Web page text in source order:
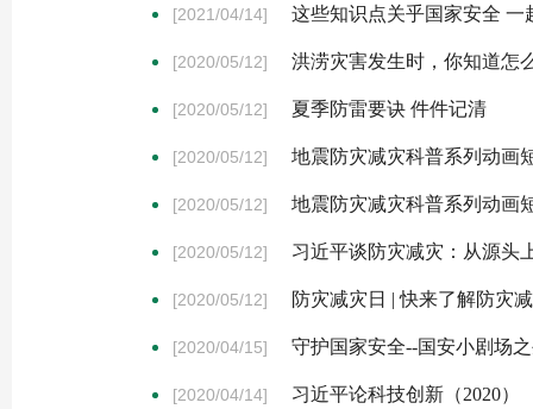
[2021/04/14] 这些知识点关乎国家安全 一
[2020/05/12] 洪涝灾害发生时，你知道怎
[2020/05/12] 夏季防雷要诀 件件记清
[2020/05/12] 地震防灾减灾科普系列动画
[2020/05/12] 地震防灾减灾科普系列动画
[2020/05/12] 习近平谈防灾减灾：从源头
[2020/05/12] 防灾减灾日 | 快来了解防灾
[2020/04/15] 守护国家安全--国安小剧场
[2020/04/14] 习近平论科技创新（2020）